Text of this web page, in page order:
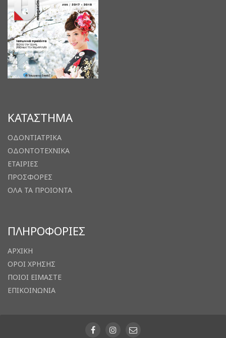
ΚΑΤΑΣΤΗΜΑ
ΟΔΟΝΤΙΑΤΡΙΚΑ
ΟΔΟΝΤΟΤΕΧΝΙΚΑ
ΕΤΑΙΡΙΕΣ
ΠΡΟΣΦΟΡΕΣ
ΟΛΑ ΤΑ ΠΡΟΙΟΝΤΑ
ΠΛΗΡΟΦΟΡΙΕΣ
ΑΡΧΙΚΗ
ΟΡΟΙ ΧΡΗΣΗΣ
ΠΟΙΟΙ ΕΙΜΑΣΤΕ
ΕΠΙΚΟΙΝΩΝΙΑ